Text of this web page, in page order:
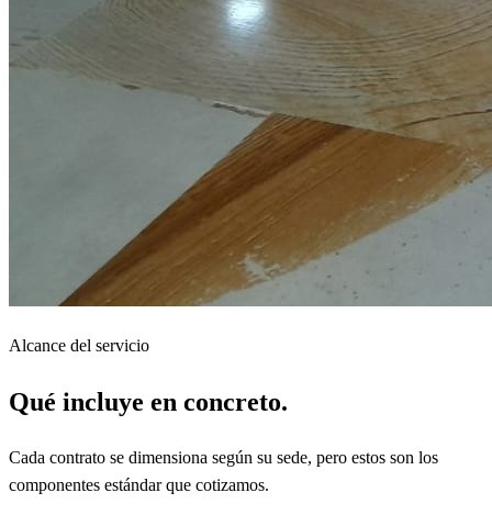
Alcance del servicio
Qué incluye en concreto.
Cada contrato se dimensiona según su sede, pero estos son los
componentes estándar que cotizamos.